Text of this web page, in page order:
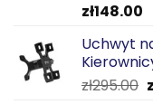
Oceniono
zł148.00
Uchwyt
zł295.00